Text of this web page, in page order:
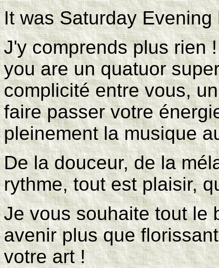
It was Saturday
J'y comprends plus rien
you are un quatuor
complicité entre vous,
faire passer votre
pleinement la musique
De la douceur, de la
rythme, tout est plaisir,
Je vous souhaite tout le
avenir plus que
votre art !